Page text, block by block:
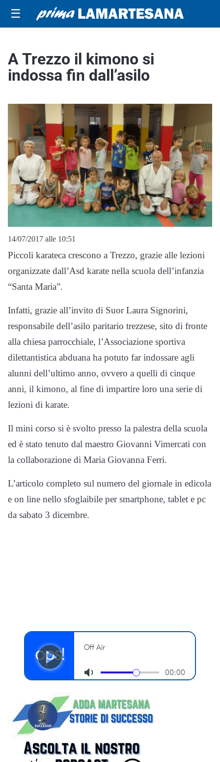
☰
A Trezzo il kimono si
indossa fin dall’asilo
14/07/2017 alle 10:51
Piccoli karateca crescono a Trezzo, grazie alle lezioni
organizzate dall’Asd karate nella scuola dell’infanzia
“Santa Maria”.
Infatti, grazie all’invito di Suor Laura Signorini,
responsabile dell’asilo paritario trezzese, sito di fronte
alla chiesa parrocchiale, l’Associazione sportiva
dilettantistica abduana ha potuto far indossare agli
alunni dell’ultimo anno, ovvero a quelli di cinque
anni, il kimono, al fine di impartire loro una serie di
lezioni di karate.
Il mini corso si è svolto presso la palestra della scuola
ed è stato tenuto dal maestro Giovanni Vimercati con
la collaborazione di Maria Giovanna Ferri.
L’articolo completo sul numero del giornale in edicola
e on line nello sfoglaibile per smartphone, tablet e pc
da sabato 3 dicembre.